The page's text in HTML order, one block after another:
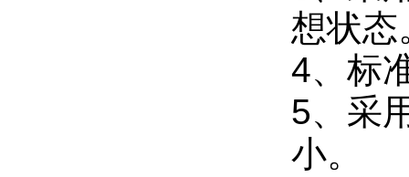
想状态
4、标
5、采
小。